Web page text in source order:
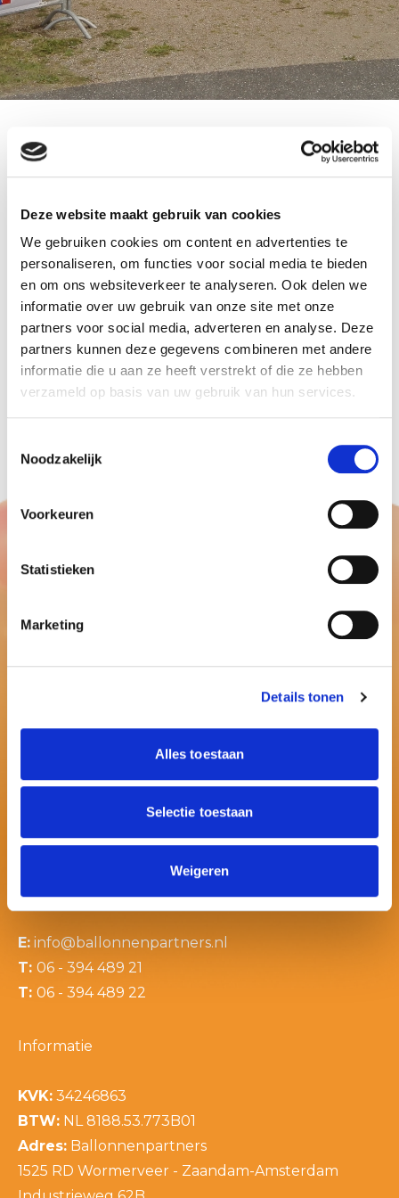
Deze website maakt gebruik van cookies
We gebruiken cookies om content en advertenties te
personaliseren, om functies voor social media te bieden
en om ons websiteverkeer te analyseren. Ook delen we
informatie over uw gebruik van onze site met onze
partners voor social media, adverteren en analyse. Deze
partners kunnen deze gegevens combineren met andere
informatie die u aan ze heeft verstrekt of die ze hebben
verzameld op basis van uw gebruik van hun services.
Noodzakelijk
Voorkeuren
Statistieken
Marketing
Details tonen
Alles toestaan
Selectie toestaan
Weigeren
Samenloop voor hoop van het KWF in Hoofddorp
voorzien van een aantal ballon pilaren.
Afgelopen juni 2017 hebben circa 450 deelnemers
in een estafette met 32 teams ruim € 57.000 euro
opgehaald voor het KWF kankerbestrijding.
Alle teams hebben 24 uur achter elkaar gelopen
in Haarlemmermeer.
Wat een topprestatie van alle teams.
De ballon pilaren mochten we bij het podium en
bij de ingang van het terrein in Hoofddorp.
Contactinformatie
E: info@ballonnenpartners.nl
T: 06 - 394 489 21
T: 06 - 394 489 22
Informatie
KVK: 34246863
BTW: NL 8188.53.773B01
Adres: Ballonnenpartners
1525 RD Wormerveer - Zaandam-Amsterdam